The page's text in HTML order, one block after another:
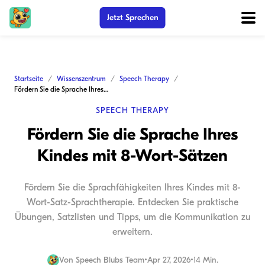
Jetzt Sprechen
Startseite Wissenszentrum
Speech Therapy
Fördern Sie die Sprache Ihres Kindes mit 8-Wort-Sätzen
SPEECH THERAPY
Fördern Sie die Sprache Ihres
Kindes mit 8-Wort-Sätzen
Fördern Sie die Sprachfähigkeiten Ihres Kindes mit 8-
Wort-Satz-Sprachtherapie. Entdecken Sie praktische
Übungen, Satzlisten und Tipps, um die Kommunikation zu
erweitern.
Von Speech Blubs Team•Apr 27, 2026•14 Min.